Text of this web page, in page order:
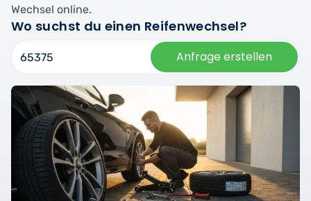
Wechsel online.
Wo suchst du einen Reifenwechsel?
Anfrage erstellen